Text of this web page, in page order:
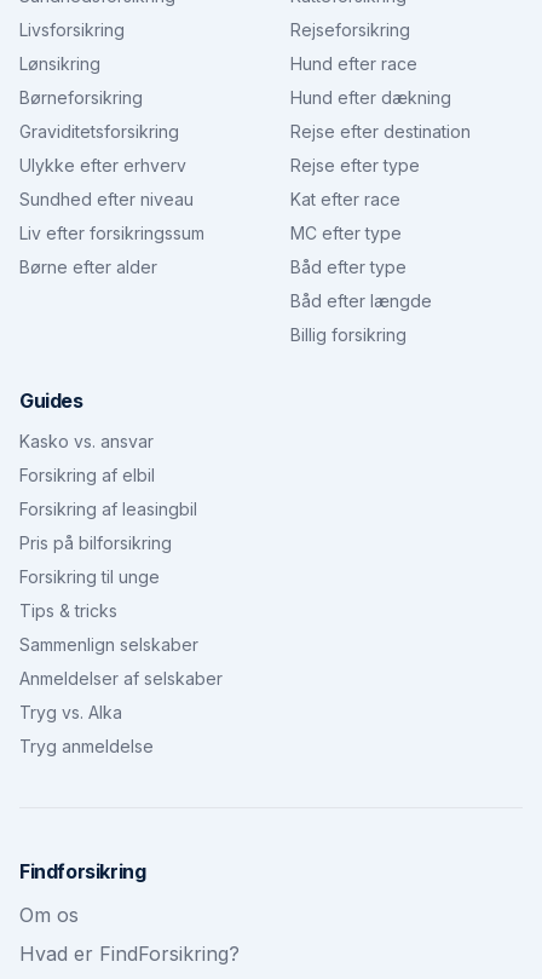
Livsforsikring
Lønsikring
Børneforsikring
Graviditetsforsikring
Ulykke efter erhverv
Sundhed efter niveau
Liv efter forsikringssum
Børne efter alder
Rejseforsikring
Hund efter race
Hund efter dækning
Rejse efter destination
Rejse efter type
Kat efter race
MC efter type
Båd efter type
Båd efter længde
Billig forsikring
Guides
Kasko vs. ansvar
Forsikring af elbil
Forsikring af leasingbil
Pris på bilforsikring
Forsikring til unge
Tips & tricks
Sammenlign selskaber
Anmeldelser af selskaber
Tryg vs. Alka
Tryg anmeldelse
Findforsikring
Om os
Hvad er FindForsikring?